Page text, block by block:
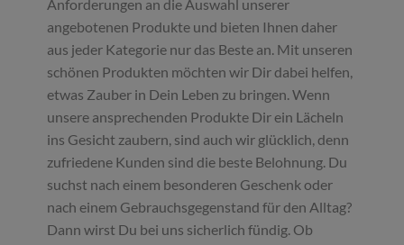
Anforderungen an die Auswahl unserer
angebotenen Produkte und bieten Ihnen daher
aus jeder Kategorie nur das Beste an. Mit unseren
schönen Produkten möchten wir Dir dabei helfen,
etwas Zauber in Dein Leben zu bringen. Wenn
unsere ansprechenden Produkte Dir ein Lächeln
ins Gesicht zaubern, sind auch wir glücklich, denn
zufriedene Kunden sind die beste Belohnung. Du
suchst nach einem besonderen Geschenk oder
nach einem Gebrauchsgegenstand für den Alltag?
Dann wirst Du bei uns sicherlich fündig. Ob